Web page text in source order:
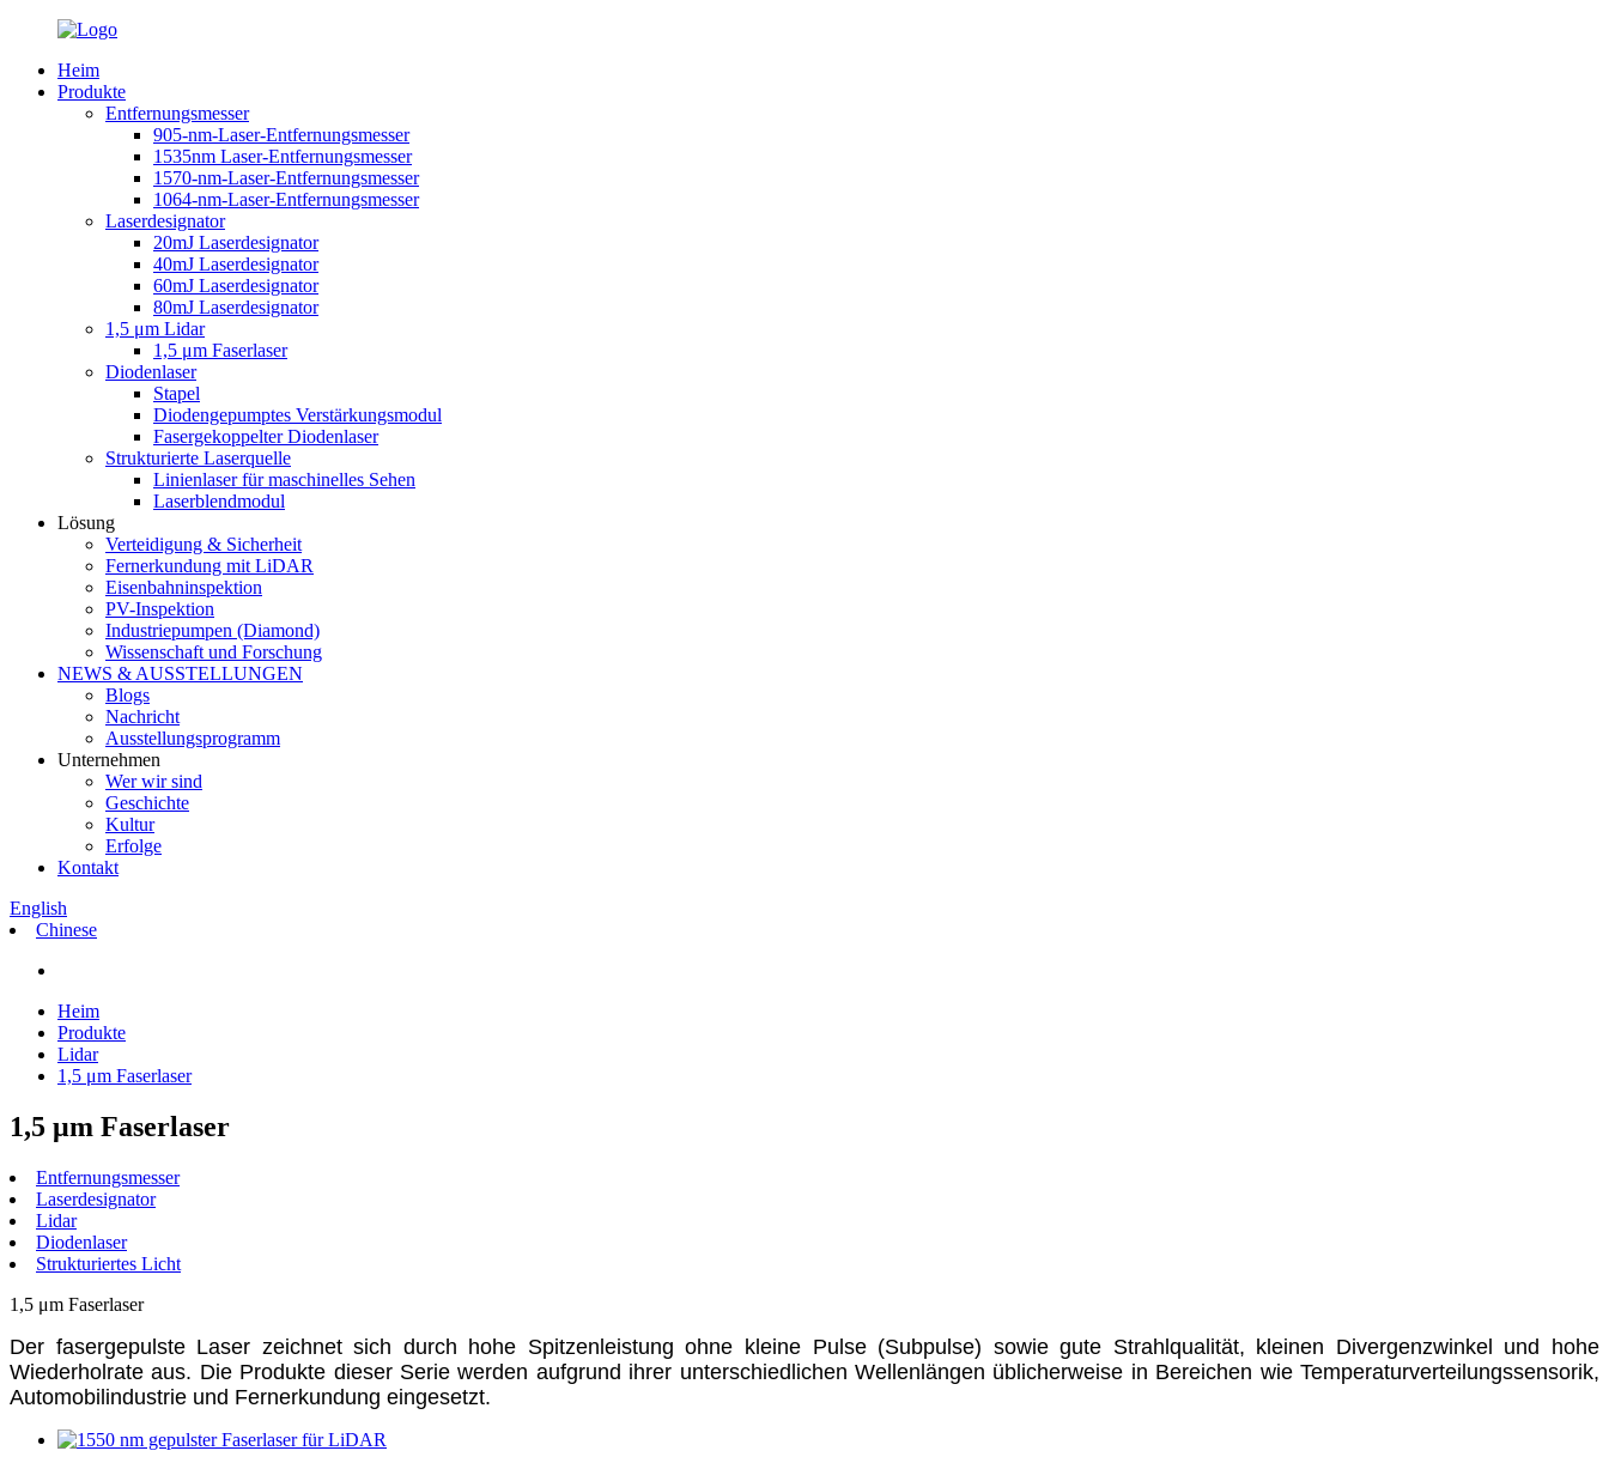
Heim
Produkte
Entfernungsmesser
905-nm-Laser-Entfernungsmesser
1535nm Laser-Entfernungsmesser
1570-nm-Laser-Entfernungsmesser
1064-nm-Laser-Entfernungsmesser
Laserdesignator
20mJ Laserdesignator
40mJ Laserdesignator
60mJ Laserdesignator
80mJ Laserdesignator
1,5 μm Lidar
1,5 μm Faserlaser
Diodenlaser
Stapel
Diodengepumptes Verstärkungsmodul
Fasergekoppelter Diodenlaser
Strukturierte Laserquelle
Linienlaser für maschinelles Sehen
Laserblendmodul
Lösung
Verteidigung & Sicherheit
Fernerkundung mit LiDAR
Eisenbahninspektion
PV-Inspektion
Industriepumpen (Diamond)
Wissenschaft und Forschung
NEWS & AUSSTELLUNGEN
Blogs
Nachricht
Ausstellungsprogramm
Unternehmen
Wer wir sind
Geschichte
Kultur
Erfolge
Kontakt
English
Chinese
Heim
Produkte
Lidar
1,5 μm Faserlaser
1,5 μm Faserlaser
Entfernungsmesser
Laserdesignator
Lidar
Diodenlaser
Strukturiertes Licht
1,5 μm Faserlaser
Der fasergepulste Laser zeichnet sich durch hohe Spitzenleistung ohne kleine Pulse (Subpulse) sowie gute Strahlqualität, kleinen Divergenzwinkel und hohe
Wiederholrate aus. Die Produkte dieser Serie werden aufgrund ihrer unterschiedlichen Wellenlängen üblicherweise in Bereichen wie Temperaturverteilungssensorik,
Automobilindustrie und Fernerkundung eingesetzt.